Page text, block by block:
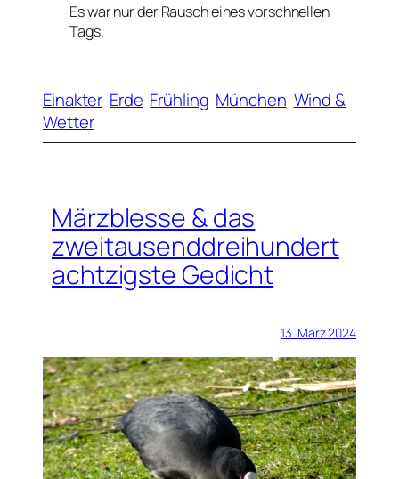
Es war nur der Rausch eines vorschnellen
Tags.
Einakter Erde Frühling München Wind &
Wetter
Märzblesse & das
zweitausenddreihundert
achtzigste Gedicht
13. März 2024